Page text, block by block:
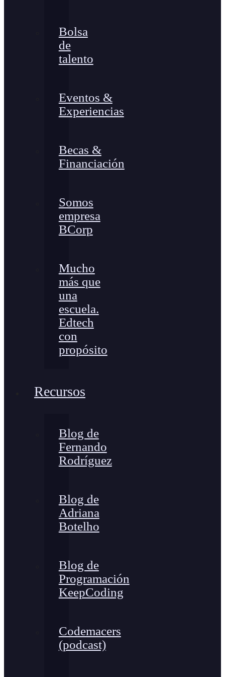
Bolsa
de
talento
Eventos &
Experiencias
Becas &
Financiación
Somos
empresa
BCorp
Mucho
más que
una
escuela.
Edtech
con
propósito
Recursos
Blog de
Fernando
Rodríguez
Blog de
Adriana
Botelho
Blog de
Programación
KeepCoding
Codemacers
(podcast)